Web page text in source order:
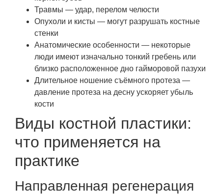
Травмы — удар, перелом челюсти
Опухоли и кисты — могут разрушать костные
стенки
Анатомические особенности — некоторые
люди имеют изначально тонкий гребень или
близко расположенное дно гайморовой пазухи
Длительное ношение съёмного протеза —
давление протеза на десну ускоряет убыль
кости
Виды костной пластики:
что применяется на
практике
Направленная регенерация